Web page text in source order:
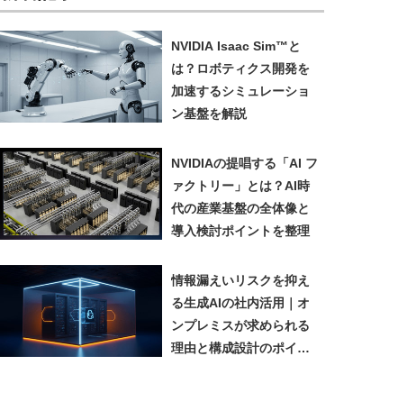
NVIDIA Isaac Sim™と
は？ロボティクス開発を
加速するシミュレーショ
ン基盤を解説
NVIDIAの提唱する「AI フ
ァクトリー」とは？AI時
代の産業基盤の全体像と
導入検討ポイントを整理
情報漏えいリスクを抑え
る生成AIの社内活用｜オ
ンプレミスが求められる
理由と構成設計のポイン